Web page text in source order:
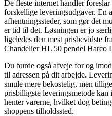
De fleste internet handler
forskellige leveringsudgaver. En
afhentningssteder, som gør det
er tid til det. Løsningen er jo
ligeledes den mest prisbevidste
Chandelier HL 50 pendel Harco
Du burde også afveje for og
til adressen på dit arbejde.
smule mere bekostelig, men
prisbilligste leveringsmetode
henter varerne, hvilket dog
shoppens tilholdssted.